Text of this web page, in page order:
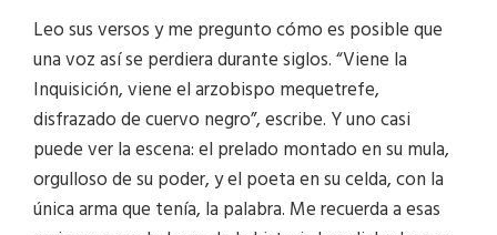
Leo sus versos y me pregunto cómo es posible que
una voz así se perdiera durante siglos. “Viene la
Inquisición, viene el arzobispo mequetrefe,
disfrazado de cuervo negro”, escribe. Y uno casi
puede ver la escena: el prelado montado en su mula,
orgulloso de su poder, y el poeta en su celda, con la
única arma que tenía, la palabra. Me recuerda a esas